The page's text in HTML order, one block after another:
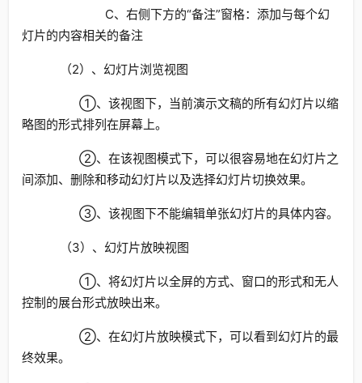
C、右侧下方的“备注”窗格：添加与每个幻
灯片的内容相关的备注
（2）、幻灯片浏览视图
①、该视图下，当前演示文稿的所有幻灯片以缩
略图的形式排列在屏幕上。
②、在该视图模式下，可以很容易地在幻灯片之
间添加、删除和移动幻灯片以及选择幻灯片切换效果。
③、该视图下不能编辑单张幻灯片的具体内容。
（3）、幻灯片放映视图
①、将幻灯片以全屏的方式、窗口的形式和无人
控制的展台形式放映出来。
②、在幻灯片放映模式下，可以看到幻灯片的最
终效果。